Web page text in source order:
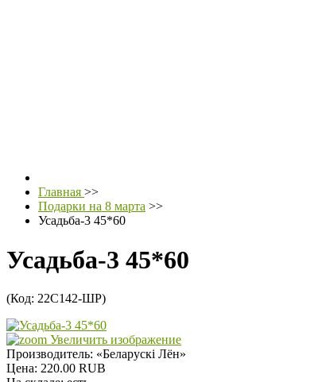
Главная >>
Подарки на 8 марта >>
Усадьба-3 45*60
Усадьба-3 45*60
(Код: 22С142-ШР)
Увеличить изображение
Производитель: «Беларускi Лён»
Цена: 220.00 RUB